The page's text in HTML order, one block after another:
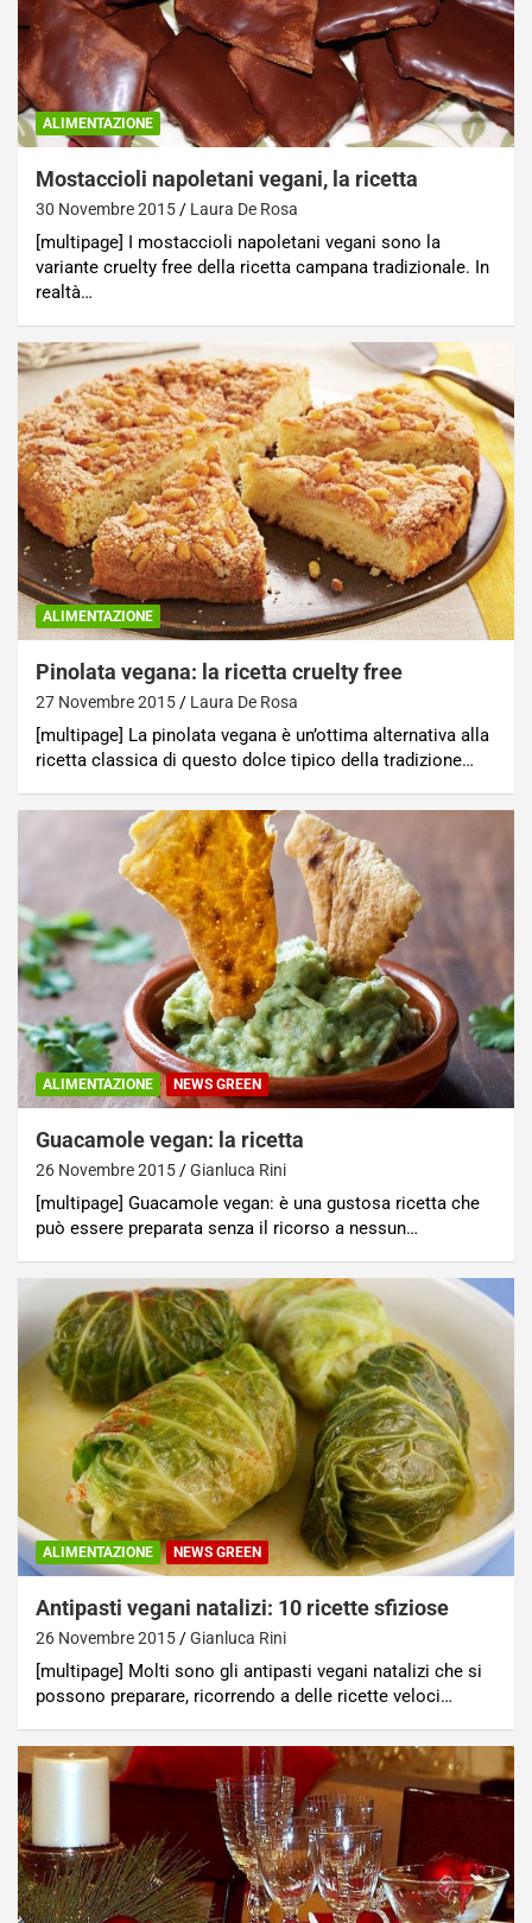
ALIMENTAZIONE
Mostaccioli napoletani vegani, la ricetta
30 Novembre 2015 Laura De Rosa
[multipage] I mostaccioli napoletani vegani sono la
variante cruelty free della ricetta campana tradizionale. In
realtà…
ALIMENTAZIONE
Pinolata vegana: la ricetta cruelty free
27 Novembre 2015 Laura De Rosa
[multipage] La pinolata vegana è un’ottima alternativa alla
ricetta classica di questo dolce tipico della tradizione…
ALIMENTAZIONE NEWS GREEN
Guacamole vegan: la ricetta
26 Novembre 2015 Gianluca Rini
[multipage] Guacamole vegan: è una gustosa ricetta che
può essere preparata senza il ricorso a nessun…
ALIMENTAZIONE NEWS GREEN
Antipasti vegani natalizi: 10 ricette sfiziose
26 Novembre 2015 Gianluca Rini
[multipage] Molti sono gli antipasti vegani natalizi che si
possono preparare, ricorrendo a delle ricette veloci…